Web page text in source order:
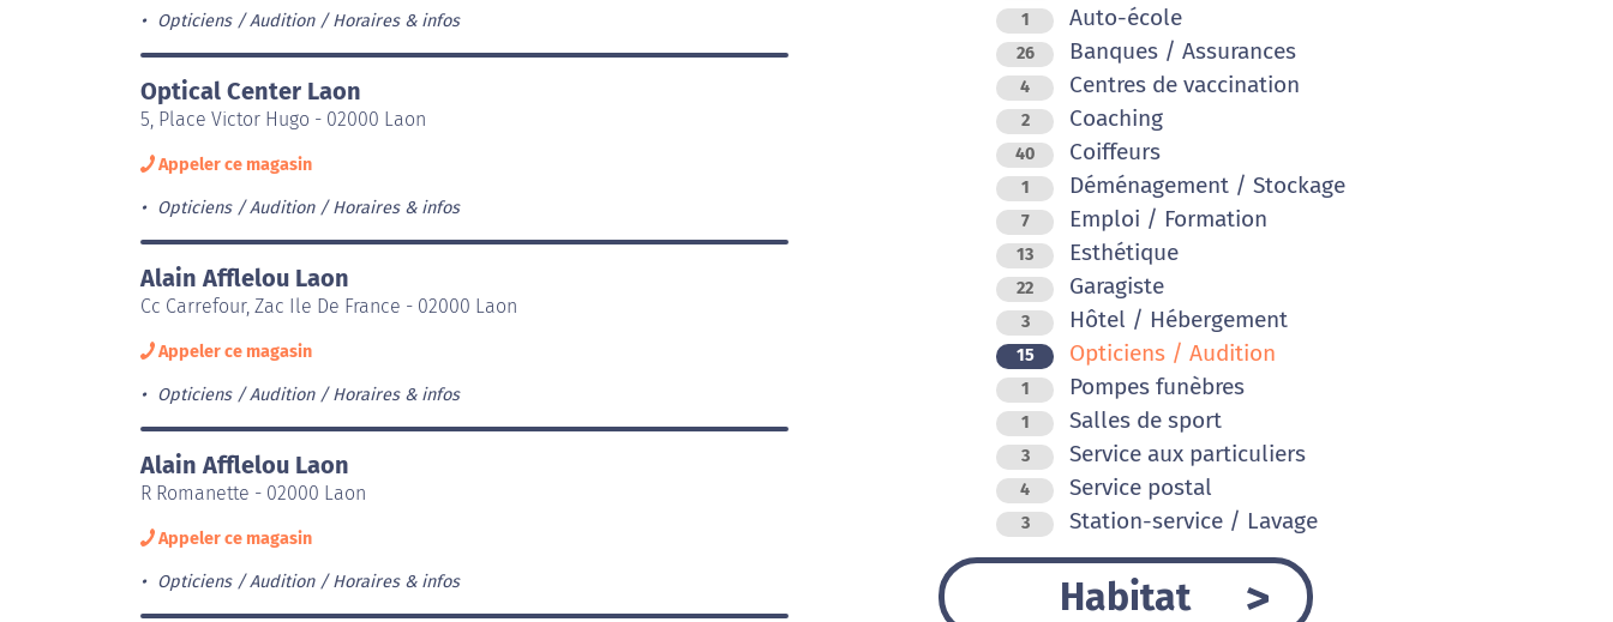
Opticiens / Audition Horaires & infos
Optical Center Laon
5, Place Victor Hugo - 02000 Laon
Appeler ce magasin
Opticiens / Audition Horaires & infos
Alain Afflelou Laon
Cc Carrefour, Zac Ile De France - 02000 Laon
Appeler ce magasin
Opticiens / Audition Horaires & infos
Alain Afflelou Laon
R Romanette - 02000 Laon
Appeler ce magasin
Opticiens / Audition Horaires & infos
1 Auto-école
26 Banques / Assurances
4 Centres de vaccination
2 Coaching
40 Coiffeurs
1 Déménagement / Stockage
7 Emploi / Formation
13 Esthétique
22 Garagiste
3 Hôtel / Hébergement
15 Opticiens / Audition
1 Pompes funèbres
1 Salles de sport
3 Service aux particuliers
4 Service postal
3 Station-service / Lavage
Habitat